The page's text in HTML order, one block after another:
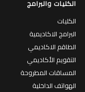
الكليات والبرامج
الكليات
البرامج الاكاديمية
الطاقم الاكاديمي
التقويم الأكاديمي
المساقات المطروحة
الهواتف الداخلية